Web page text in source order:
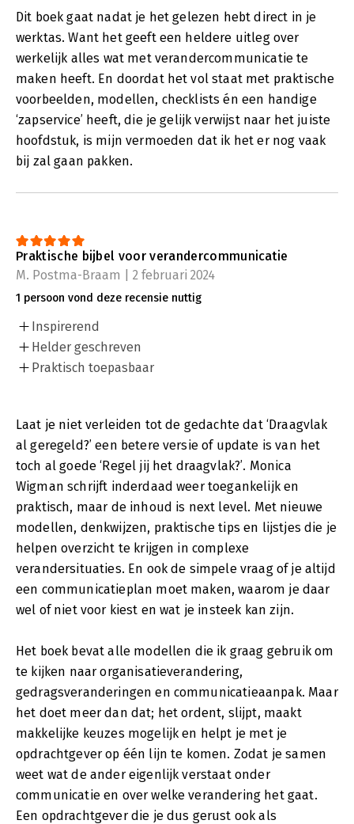
Dit boek gaat nadat je het gelezen hebt direct in je
werktas. Want het geeft een heldere uitleg over
werkelijk alles wat met verandercommunicatie te
maken heeft. En doordat het vol staat met praktische
voorbeelden, modellen, checklists én een handige
‘zapservice’ heeft, die je gelijk verwijst naar het juiste
hoofdstuk, is mijn vermoeden dat ik het er nog vaak
bij zal gaan pakken.
Praktische bijbel voor verandercommunicatie
M. Postma-Braam | 2 februari 2024
1 persoon vond deze recensie nuttig
Inspirerend
Helder geschreven
Praktisch toepasbaar
Laat je niet verleiden tot de gedachte dat ‘Draagvlak
al geregeld?’ een betere versie of update is van het
toch al goede ‘Regel jij het draagvlak?’. Monica
Wigman schrijft inderdaad weer toegankelijk en
praktisch, maar de inhoud is next level. Met nieuwe
modellen, denkwijzen, praktische tips en lijstjes die je
helpen overzicht te krijgen in complexe
verandersituaties. En ook de simpele vraag of je altijd
een communicatieplan moet maken, waarom je daar
wel of niet voor kiest en wat je insteek kan zijn.
Het boek bevat alle modellen die ik graag gebruik om
te kijken naar organisatieverandering,
gedragsveranderingen en communicatieaanpak. Maar
het doet meer dan dat; het ordent, slijpt, maakt
makkelijke keuzes mogelijk en helpt je met je
opdrachtgever op één lijn te komen. Zodat je samen
weet wat de ander eigenlijk verstaat onder
communicatie en over welke verandering het gaat.
Een opdrachtgever die je dus gerust ook als